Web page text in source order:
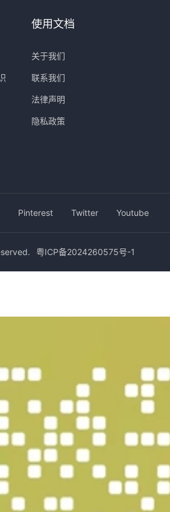
使用文档
关于我们
联系我们
法律声明
隐私政策
Pinterest Twitter Youtube
粤ICP备2024260575号-1